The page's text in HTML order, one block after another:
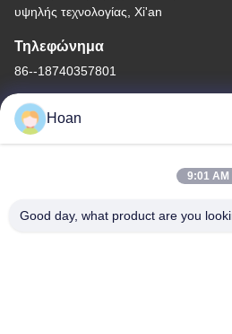
υψηλής τεχνολογίας, Xi'an
Τηλεφώνημα
86--18740357801
Κίνα Καλή ποιότητα Μονωτής
Διατηρούνται όλα τα
Hoan
9:01 AM
Good day, what product are you